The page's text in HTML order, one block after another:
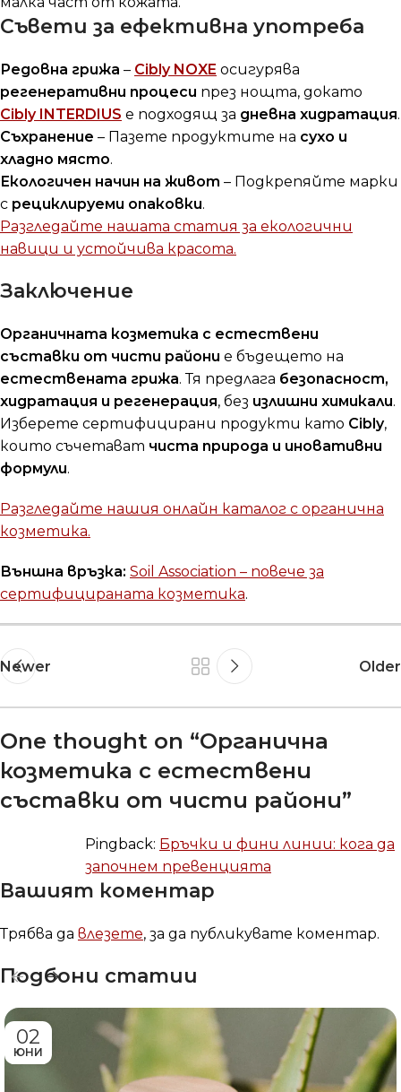
Съвети за ефективна употреба
Редовна грижа – Cibly NOXE осигурява
регенеративни процеси през нощта, докато
Cibly INTERDIUS е подходящ за дневна хидратация.
Съхранение – Пазете продуктите на сухо и
хладно място.
Екологичен начин на живот – Подкрепяйте марки
с рециклируеми опаковки.
Разгледайте нашата статия за екологични
навици и устойчива красота.
Заключение
Органичната козметика с естествени
съставки от чисти райони е бъдещето на
естествената грижа. Тя предлага безопасност,
хидратация и регенерация, без излишни химикали.
Изберете сертифицирани продукти като Cibly,
които съчетават чиста природа и иновативни
формули.
Разгледайте нашия онлайн каталог с органична
козметика.
Външна връзка: Soil Association – повече за
сертифицираната козметика.
Newer Older
One thought on “Органична
козметика с естествени
съставки от чисти райони”
Pingback: Бръчки и фини линии: кога да
започнем превенцията
Вашият коментар
Трябва да влезете, за да публикувате коментар.
Подбони статии
02
ЮНИ